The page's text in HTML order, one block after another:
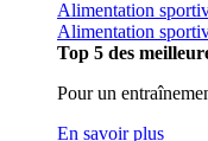
Alimentation
Alimentation
Top 5 des
Pour un
En savoir plus